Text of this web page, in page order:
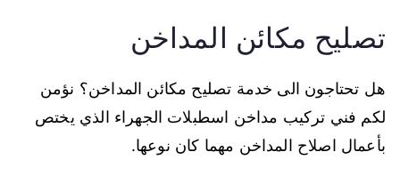
تصليح مكائن المداخن
هل تحتاجون الى خدمة تصليح مكائن المداخن؟ نؤمن
لكم فني تركيب مداخن اسطبلات الجهراء الذي يختص
بأعمال اصلاح المداخن مهما كان نوعها.